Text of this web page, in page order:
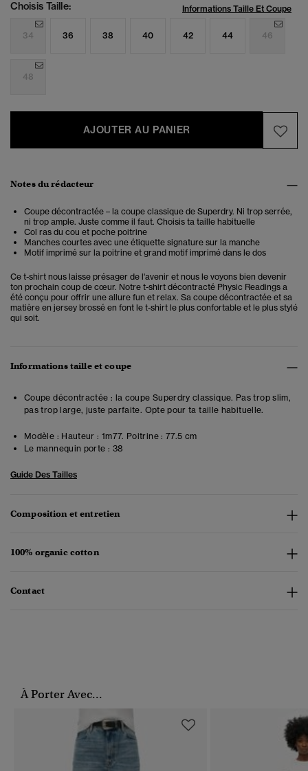
Choisis Taille: Informations Taille Et Coupe
34 36 38 40 42 44 46
48
AJOUTER AU PANIER
Notes du rédacteur
Coupe décontractée – la coupe classique de Superdry. Ni trop serrée,
ni trop ample. Juste comme il faut. Choisis ta taille habituelle
Col ras du cou et poche poitrine
Manches courtes avec une étiquette signature sur la manche
Motif imprimé sur la poitrine et grand motif imprimé dans le dos
Ce t-shirt nous laisse présager de l'avenir et nous le voyons bien devenir
ton prochain coup de cœur. Notre t-shirt décontracté Physic Readings a
été conçu pour offrir une allure fun et relax. Sa coupe décontractée et sa
matière en jersey brossé en font le t-shirt le plus confortable et le plus stylé
qui soit.
Informations taille et coupe
Coupe décontractée : la coupe Superdry classique. Pas trop slim,
pas trop large, juste parfaite. Opte pour ta taille habituelle.
Modèle : Hauteur : 1m77. Poitrine : 77.5 cm
Le mannequin porte : 38
Guide Des Tailles
Composition et entretien
100% organic cotton
Contact
À Porter Avec...